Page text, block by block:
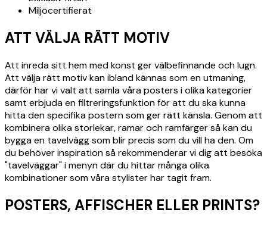
Miljöcertifierat
ATT VÄLJA RÄTT MOTIV
Att inreda sitt hem med konst ger välbefinnande och lugn.
Att välja rätt motiv kan ibland kännas som en utmaning,
därför har vi valt att samla våra posters i olika kategorier
samt erbjuda en filtreringsfunktion för att du ska kunna
hitta den specifika postern som ger rätt känsla. Genom att
kombinera olika storlekar, ramar och ramfärger så kan du
bygga en tavelvägg som blir precis som du vill ha den. Om
du behöver inspiration så rekommenderar vi dig att besöka
"tavelväggar" i menyn där du hittar många olika
kombinationer som våra stylister har tagit fram.
POSTERS, AFFISCHER ELLER PRINTS?